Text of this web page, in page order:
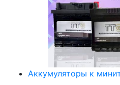
Аккумуляторы к